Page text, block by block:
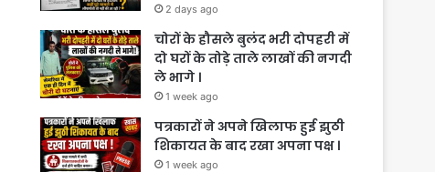
2 days ago
चोरों के हौसले बुलंद भरी दोपहरी में
दो घरों के तोड़े ताले लाखों की नगदी
ले भागे ।
1 week ago
पत्रकारों ने अपने खिलाफ हुई झुठी
शिकायत के बाद रखा अपना पक्ष ।
1 week ago